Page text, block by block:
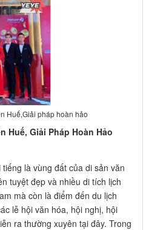
Huế,Giải pháp hoàn hảo
Huế, Giải Pháp Hoàn Hảo
là vùng đất của di sản văn
tuyệt đẹp và nhiều di tích lịch
mà còn là điểm đến du lịch
lễ hội văn hóa, hội nghị, hội
ra thường xuyên tại đây. Trong